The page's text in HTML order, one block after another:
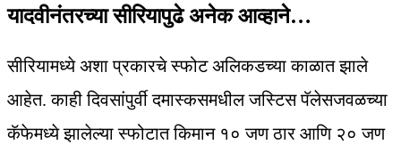
यादवीनंतरच्या सीरियापुढे अनेक आव्हाने…
सीरियामध्ये अशा प्रकारचे स्फोट अलिकडच्या काळात झाले
आहेत. काही दिवसांपुर्वी दमास्कसमधील जस्टिस पॅलेसजवळच्या
कॅफेमध्ये झालेल्या स्फोटात किमान १० जण ठार आणि २० जण